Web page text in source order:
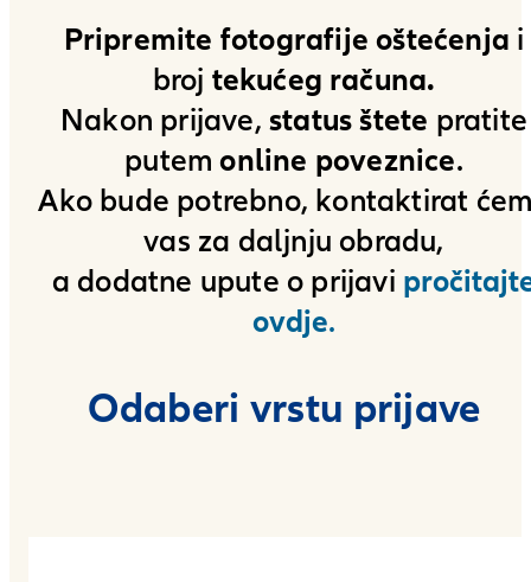
Pripremite fotografije oštećenja i
broj tekućeg računa.
Nakon prijave, status štete pratite
putem online poveznice.
Ako bude potrebno, kontaktirat
vas za daljnju obradu,
a dodatne upute o prijavi
ovdje.
Odaberi vrstu prijave